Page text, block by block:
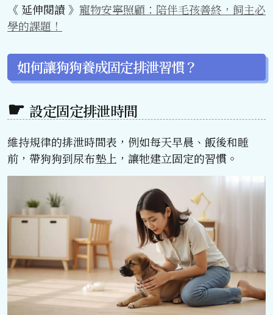
《 延伸閱讀 》 寵物安寧照顧：陪伴毛孩善終，飼主必
學的課題！
如何讓狗狗養成固定排泄習慣？
設定固定排泄時間
維持規律的排泄時間表，例如每天早晨、飯後和睡
前，帶狗狗到尿布墊上，讓牠建立固定的習慣。